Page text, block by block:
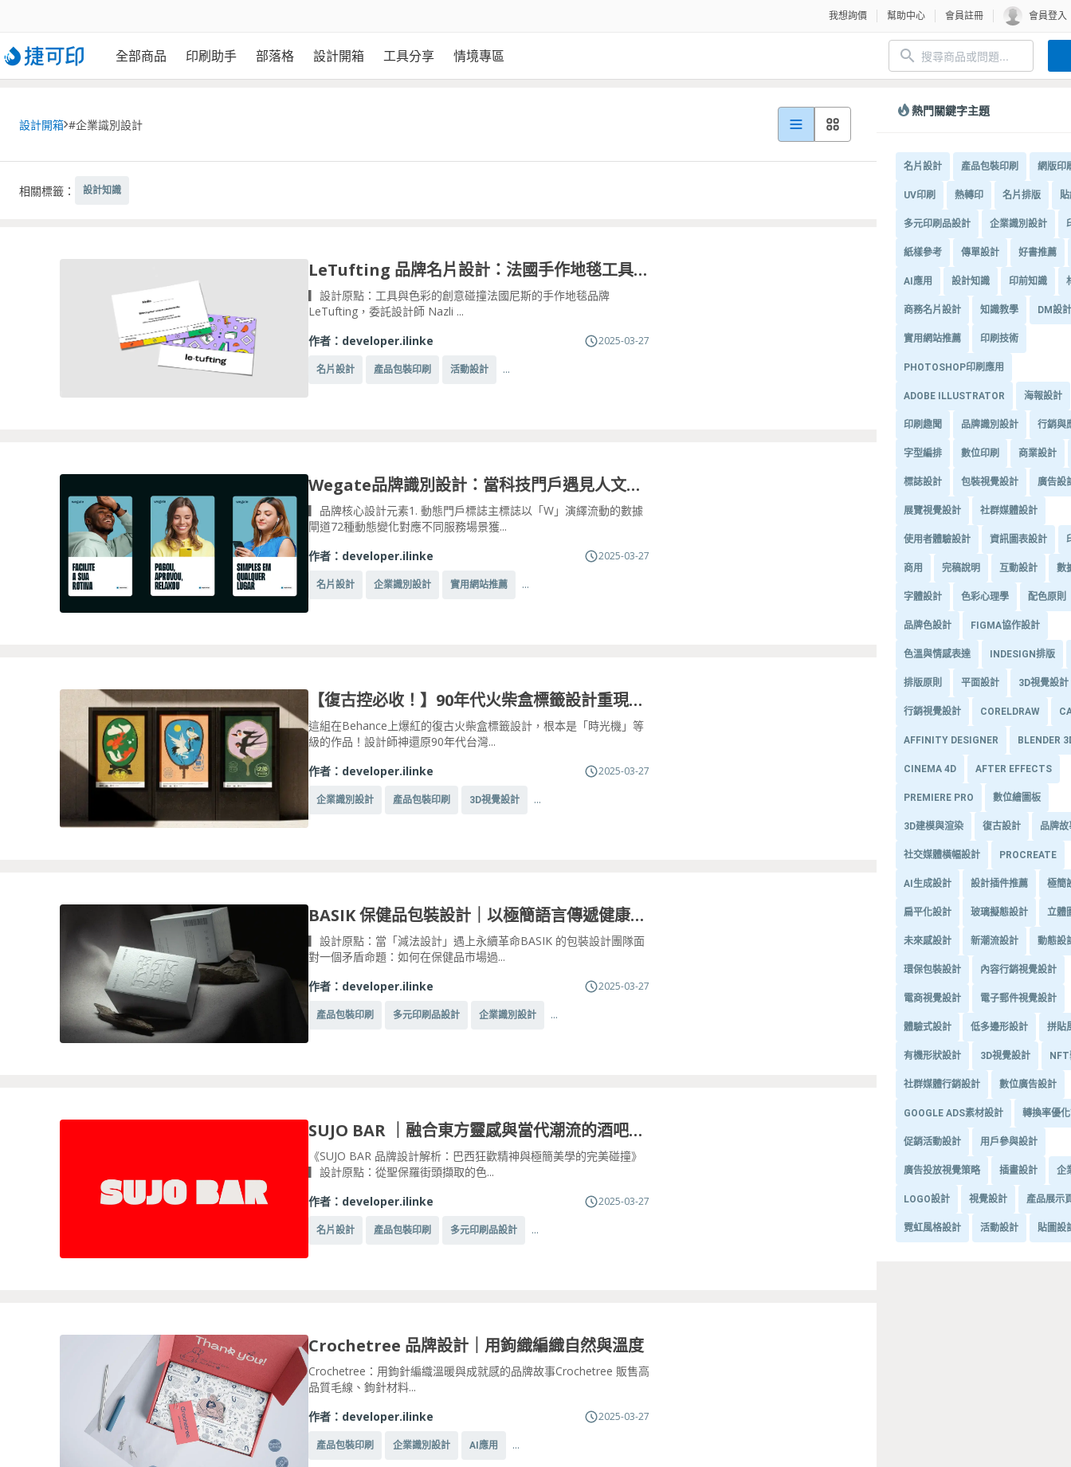
我想詢價 幫助中心 會員註冊 會員登入
全部商品 印刷助手 部落格 設計開箱 工具分享 情境專區
設計開箱 #企業識別設計
相關標籤： 設計知識
LeTufting 品牌名片設計：法國手作地毯工具的色塊美學
▎設計原點：工具與色彩的創意碰撞法國尼斯的手作地毯品牌
LeTufting，委託設計師 Nazli ...
作者： developer.ilinke 2025-03-27
名片設計 產品包裝印刷 活動設計 ...
Wegate品牌識別設計：當科技門戶遇見人文溫度
▎品牌核心設計元素1. 動態門戶標誌主標誌以「W」演繹流動的數據
閘道72種動態變化對應不同服務場景獲...
作者： developer.ilinke 2025-03-27
名片設計 企業識別設計 實用網站推薦 ...
【復古控必收！】90年代火柴盒標籤設計重現「阿公雜貨店」的懷舊美學
這組在Behance上爆紅的復古火柴盒標籤設計，根本是「時光機」等
級的作品！設計師神還原90年代台灣...
作者： developer.ilinke 2025-03-27
企業識別設計 產品包裝印刷 3D視覺設計 ...
BASIK 保健品包裝設計｜以極簡語言傳遞健康理念
▎設計原點：當「減法設計」遇上永續革命BASIK 的包裝設計團隊面
對一個矛盾命題：如何在保健品市場過...
作者： developer.ilinke 2025-03-27
產品包裝印刷 多元印刷品設計 企業識別設計 ...
SUJO BAR ｜融合東方靈感與當代潮流的酒吧設計
《SUJO BAR 品牌設計解析：巴西狂歡精神與極簡美學的完美碰撞》
▎設計原點：從聖保羅街頭擷取的色...
作者： developer.ilinke 2025-03-27
名片設計 產品包裝印刷 多元印刷品設計 ...
Crochetree 品牌設計｜用鉤織編織自然與溫度
Crochetree：用鉤針編織溫暖與成就感的品牌故事Crochetree 販售高
品質毛線、鉤針材料...
作者： developer.ilinke 2025-03-27
產品包裝印刷 企業識別設計 AI應用 ...
熱門關鍵字主題
名片設計 產品包裝印刷 網版印
UV印刷 熱轉印 名片排版
多元印刷品設計 企業識別設計
紙樣參考 傳單設計 好書推薦
AI應用 設計知識 印前知識
商務名片設計 知識教學 DM設計
實用網站推薦 印刷技術
PHOTOSHOP印刷應用
ADOBE ILLUSTRATOR 海報設計
印刷趣聞 品牌識別設計 行銷與
字型編排 數位印刷 商業設計
標誌設計 包裝視覺設計 廣告設
展覽視覺設計 社群媒體設計
使用者體驗設計 資訊圖表設計
商用 完稿說明 互動設計 數
字體設計 色彩心理學 配色原則
品牌色設計 FIGMA協作設計
色溫與情感表達 INDESIGN排版
排版原則 平面設計 3D視覺設計
行銷視覺設計 CORELDRAW
AFFINITY DESIGNER BLENDER
CINEMA 4D AFTER EFFECTS
PREMIERE PRO 數位繪圖板
3D建模與渲染 復古設計 品牌
社交媒體橫幅設計 PROCREATE
AI生成設計 設計插件推薦 極簡
扁平化設計 玻璃擬態設計 立體
未來感設計 新潮流設計 動態設
環保包裝設計 內容行銷視覺設計
電商視覺設計 電子郵件視覺設計
體驗式設計 低多邊形設計 拼貼
有機形狀設計 3D視覺設計
社群媒體行銷設計 數位廣告設計
GOOGLE ADS素材設計 轉換率優
促銷活動設計 用戶參與設計
廣告投放視覺策略 插畫設計 企
LOGO設計 視覺設計 產品展示
霓虹風格設計 活動設計 貼圖設